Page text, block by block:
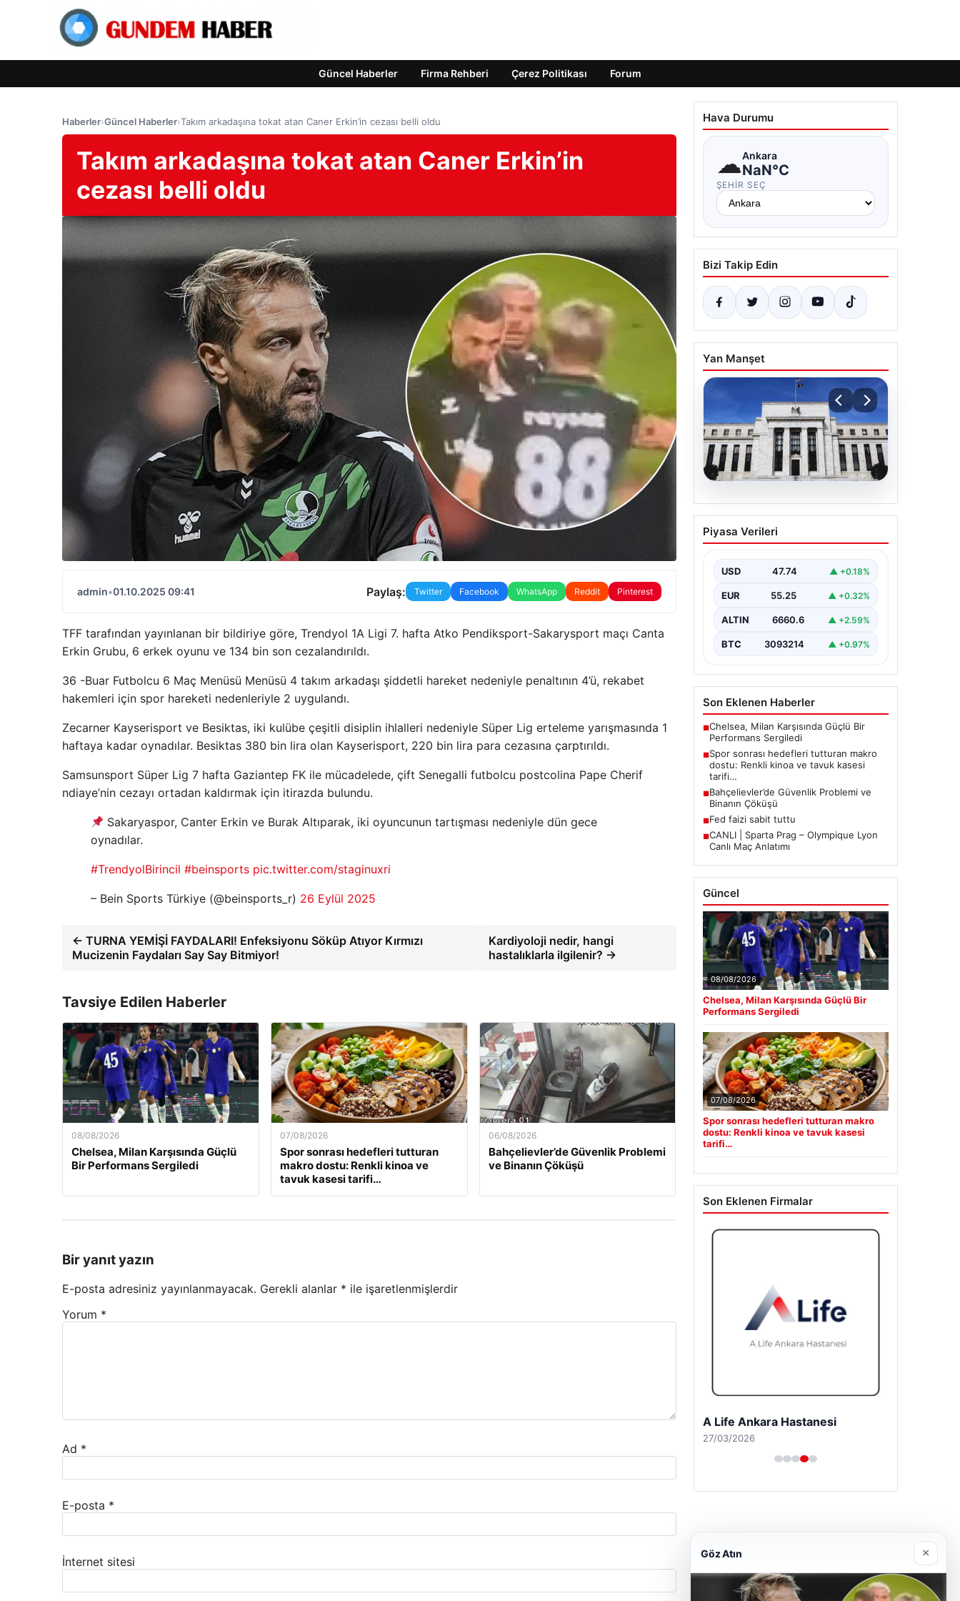
Güncel Haberler Firma Rehberi Çerez Politikası Forum
Haberler›Güncel Haberler›Takım arkadaşına tokat atan Caner Erkin’in cezası belli oldu
Takım arkadaşına tokat atan Caner Erkin’in
cezası belli oldu
admin•01.10.2025 09:41 Paylaş: Twitter Facebook WhatsApp Reddit Pinterest
TFF tarafından yayınlanan bir bildiriye göre, Trendyol 1A Ligi 7. hafta Atko Pendiksport-Sakarysport maçı Canta
Erkin Grubu, 6 erkek oyunu ve 134 bin son cezalandırıldı.
36 -Buar Futbolcu 6 Maç Menüsü Menüsü 4 takım arkadaşı şiddetli hareket nedeniyle penaltının 4’ü, rekabet
hakemleri için spor hareketi nedenleriyle 2 uygulandı.
Zecarner Kayserisport ve Besiktas, iki kulübe çeşitli disiplin ihlalleri nedeniyle Süper Lig erteleme yarışmasında 1
haftaya kadar oynadılar. Besiktas 380 bin lira olan Kayserisport, 220 bin lira para cezasına çarptırıldı.
Samsunsport Süper Lig 7 hafta Gaziantep FK ile mücadelede, çift Senegalli futbolcu postcolina Pape Cherif
ndiaye’nin cezayı ortadan kaldırmak için itirazda bulundu.
Sakaryaspor, Canter Erkin ve Burak Altıparak, iki oyuncunun tartışması nedeniyle dün gece
oynadılar.
#TrendyolBirincil #beinsports pic.twitter.com/staginuxri
– Bein Sports Türkiye (@beinsports_r) 26 Eylül 2025
← TURNA YEMİŞİ FAYDALARI! Enfeksiyonu Söküp Atıyor Kırmızı
Mucizenin Faydaları Say Say Bitmiyor!
Kardiyoloji nedir, hangi
hastalıklarla ilgilenir? →
Tavsiye Edilen Haberler
08/08/2026
Chelsea, Milan Karşısında Güçlü
Bir Performans Sergiledi
07/08/2026
Spor sonrası hedefleri tutturan
makro dostu: Renkli kinoa ve
tavuk kasesi tarifi…
06/08/2026
Bahçelievler’de Güvenlik Problemi
ve Binanın Çöküşü
Bir yanıt yazın
E-posta adresiniz yayınlanmayacak. Gerekli alanlar * ile işaretlenmişlerdir
Yorum *
Ad *
E-posta *
İnternet sitesi
Hava Durumu
☁Ankara
NaN°C
ŞEHIR SEÇ
Bizi Takip Edin
Yan Manşet
04.08.2026
CANLI | Sparta Prag –
Olympique Lyon Canlı
Piyasa Verileri
USD 47.74 ▲ +0.18%
EUR 55.25 ▲ +0.32%
ALTIN 6660.6 ▲ +2.59%
BTC 3093214 ▲ +0.97%
Son Eklenen Haberler
■Chelsea, Milan Karşısında Güçlü Bir
Performans Sergiledi
■Spor sonrası hedefleri tutturan makro
dostu: Renkli kinoa ve tavuk kasesi
tarifi…
■Bahçelievler’de Güvenlik Problemi ve
Binanın Çöküşü
■Fed faizi sabit tuttu
■CANLI | Sparta Prag – Olympique Lyon
Canlı Maç Anlatımı
Güncel
08/08/2026
Chelsea, Milan Karşısında Güçlü Bir
Performans Sergiledi
07/08/2026
Spor sonrası hedefleri tutturan makro
dostu: Renkli kinoa ve tavuk kasesi
tarifi…
Son Eklenen Firmalar
A Life Ankara Hastanesi
27/03/2026
Göz Atın ×